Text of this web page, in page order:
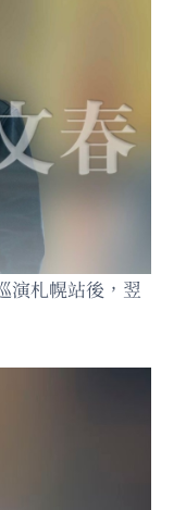
演札幌站後，翌